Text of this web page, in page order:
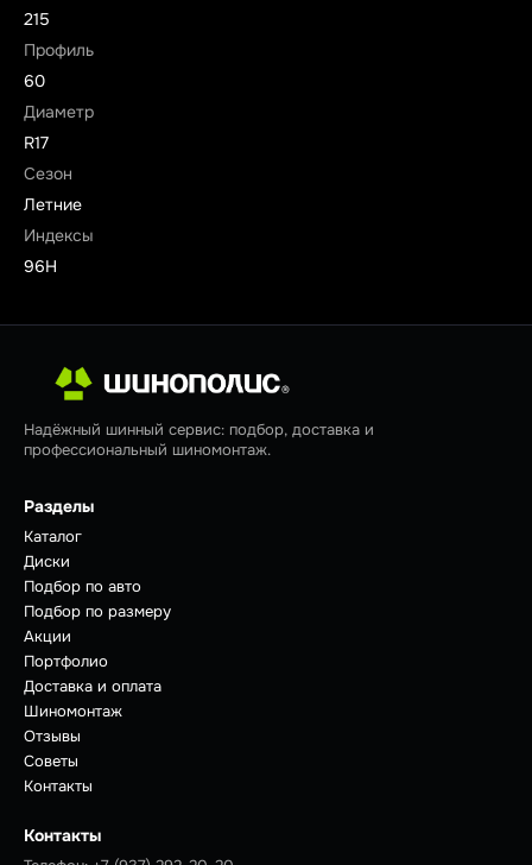
215
Профиль
60
Диаметр
R17
Сезон
Летние
Индексы
96H
Надёжный шинный сервис: подбор, доставка и
профессиональный шиномонтаж.
Разделы
Каталог
Диски
Подбор по авто
Подбор по размеру
Акции
Портфолио
Доставка и оплата
Шиномонтаж
Отзывы
Советы
Контакты
Контакты